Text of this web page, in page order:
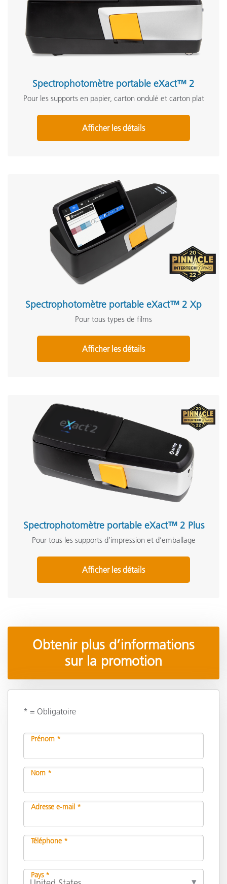
Spectrophotomètre portable eXact™ 2
Pour les supports en papier, carton ondulé et carton plat
Afficher les détails
Spectrophotomètre portable eXact™ 2 Xp
Pour tous types de films
Afficher les détails
Spectrophotomètre portable eXact™ 2 Plus
Pour tous les supports d’impression et d’emballage
Afficher les détails
Obtenir plus d’informations
sur la promotion
* = Obligatoire
Prénom *
Nom *
Adresse e-mail *
Téléphone *
Pays *